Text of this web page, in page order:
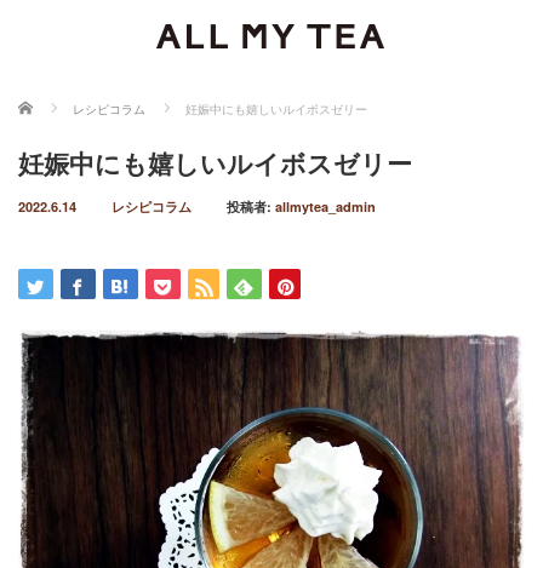
ホーム レシピコラム 妊娠中にも嬉しいルイボスゼリー
妊娠中にも嬉しいルイボスゼリー
2022.6.14 レシピコラム 投稿者: allmytea_admin